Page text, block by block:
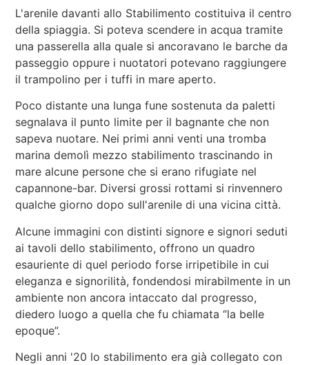
L'arenile davanti allo Stabilimento costituiva il centro
della spiaggia. Si poteva scendere in acqua tramite
una passerella alla quale si ancoravano le barche da
passeggio oppure i nuotatori potevano raggiungere
il trampolino per i tuffi in mare aperto.
Poco distante una lunga fune sostenuta da paletti
segnalava il punto limite per il bagnante che non
sapeva nuotare. Nei primi anni venti una tromba
marina demolì mezzo stabilimento trascinando in
mare alcune persone che si erano rifugiate nel
capannone-bar. Diversi grossi rottami si rinvennero
qualche giorno dopo sull'arenile di una vicina città.
Alcune immagini con distinti signore e signori seduti
ai tavoli dello stabilimento, offrono un quadro
esauriente di quel periodo forse irripetibile in cui
eleganza e signorilità, fondendosi mirabilmente in un
ambiente non ancora intaccato dal progresso,
diedero luogo a quella che fu chiamata “la belle
epoque”.
Negli anni '20 lo stabilimento era già collegato con